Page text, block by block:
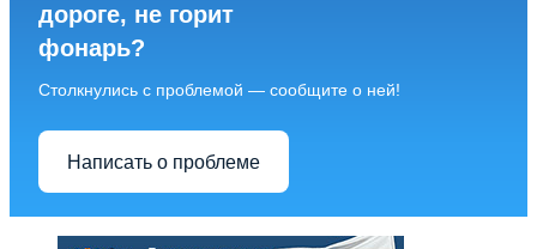
дороге, не горит
фонарь?
Столкнулись с проблемой — сообщите о ней!
Написать о проблеме